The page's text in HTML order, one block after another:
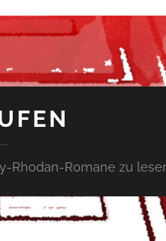
Rhodan-Romane zu